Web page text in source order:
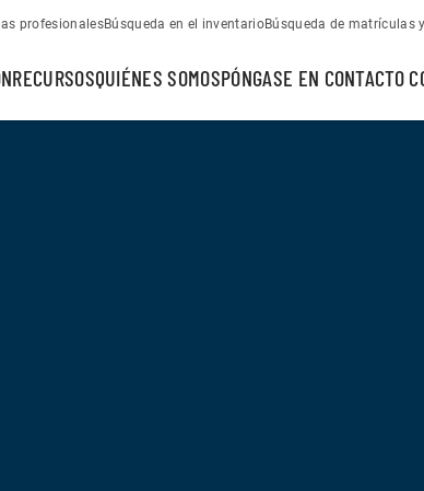
profesionalesBúsqueda en el inventarioBúsqueda de matrículas
RECURSOSQUIÉNES SOMOSPÓNGASE EN CONTACTO